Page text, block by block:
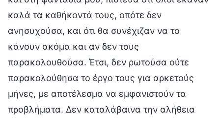
καλά τα καθήκοντά τους, οπότε δεν
ανησυχούσα, και ότι θα συνέχιζαν να το
κάνουν ακόμα και αν δεν τους
παρακολουθούσα. Έτσι, δεν ρωτούσα ούτε
παρακολούθησα το έργο τους για αρκετούς
μήνες, με αποτέλεσμα να εμφανιστούν τα
προβλήματα. Δεν καταλάβαινα την αλήθεια